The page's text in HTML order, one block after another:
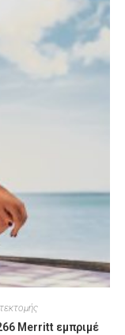
Merritt εμπριμέ